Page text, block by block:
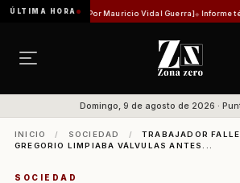
ÚLTIMA HORA
histórica [Por Mauricio Vidal Guerra] Informe técnico
Domingo, 9 de agosto de 2026 ·
INICIO / SOCIEDAD /
TRABAJADOR
GREGORIO LIMPIABA VÁLVULAS ANTES...
SOCIEDAD